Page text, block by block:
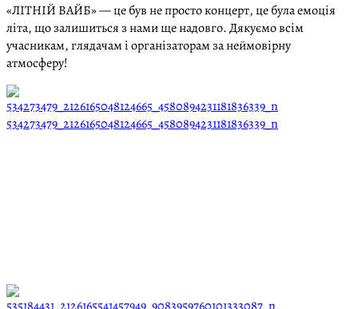
«ЛІТНІЙ ВАЙБ» — це був не просто концерт, це була емоція
літа, що залишиться з нами ще надовго. Дякуємо всім
учасникам, глядачам і організаторам за неймовірну
атмосферу!
534273479_2126165048124665_4580894231181836339_n